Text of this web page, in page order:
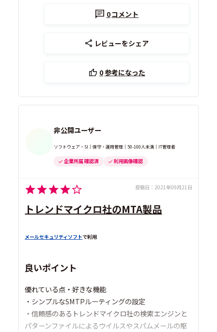
0コメント
レビューをシェア
0参考になった
非公開ユーザー
ソフトウェア・SI｜保守・運用管理｜50-100人未満｜IT管理者
企業所属 確認済 利用画像確認
投稿日： 2021年09月21日
トレンドマイクロ社のMTA製品
メールセキュリティソフトで利用
良いポイント
優れている点・好きな機能
・シンプルなSMTPルーティングの設定
・信頼感のあるトレンドマイクロ社の検索エンジンと
パターンファイルによるウイルスやスパムメールの駆